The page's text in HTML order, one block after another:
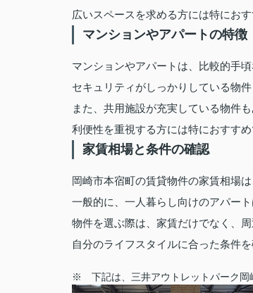
広いスペースを求める方には特におす
マンションやアパートの特徴
マンションやアパートは、比較的手
セキュリティがしっかりしている物
また、共用施設が充実している物件
利便性を重視する方には特におすすめ
家賃相場と条件の確認
岡崎市本宿町の賃貸物件の家賃相場
一般的に、一人暮らし向けのアパー
物件を選ぶ際は、家賃だけでなく、
自分のライフスタイルに合った条件
※ 下記は、三井アウトレットパーク岡